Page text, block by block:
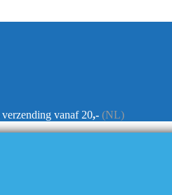
verzending vanaf 20,- (NL)